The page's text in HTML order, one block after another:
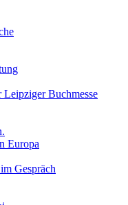
Buchmesse
Europa
Gespräch